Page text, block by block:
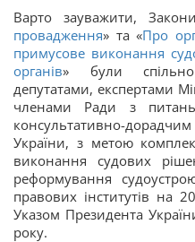
Варто зауважити,
провадження» та «Про
примусове виконання
органів» були
депутатами, експертами
членами Ради з
консультативно-
України, з метою
виконання судових
реформування
правових інститутів на
Указом Президента
року.